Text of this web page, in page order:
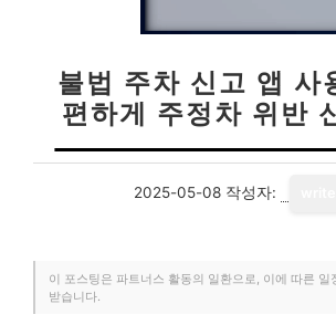
불법 주차 신고 앱 사
편하게 주정차 위반
2025-05-08 작성자:
이 포스팅은 파트너스 활동의 일환으로, 이에 따른 일
받습니다.